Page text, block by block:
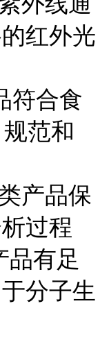
红外光
符合食
范和
产品保
过程
品有足
分子生